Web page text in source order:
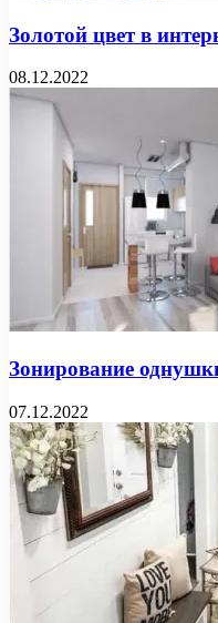
Золотой цвет в
08.12.2022
Зонирование
07.12.2022